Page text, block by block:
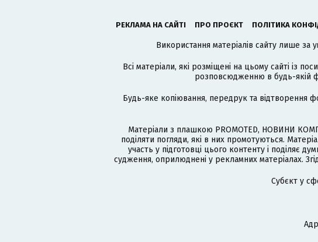
РЕКЛАМА НА САЙТІ ПРО ПРОЄКТ ПОЛІТИКА
Використання матеріалів сайту лише за
Всі матеріали, які розміщені на цьому сайті із
розповсюдженню в будь-якій
Будь-яке копіювання, передрук та відтворення
Матеріали з плашкою PROMOTED, НОВИНИ
поділяти погляди, які в них промотуються.
участь у підготовці цього контенту і поділяє
судження, оприлюднені у рекламних матеріалах.
Cубєкт у